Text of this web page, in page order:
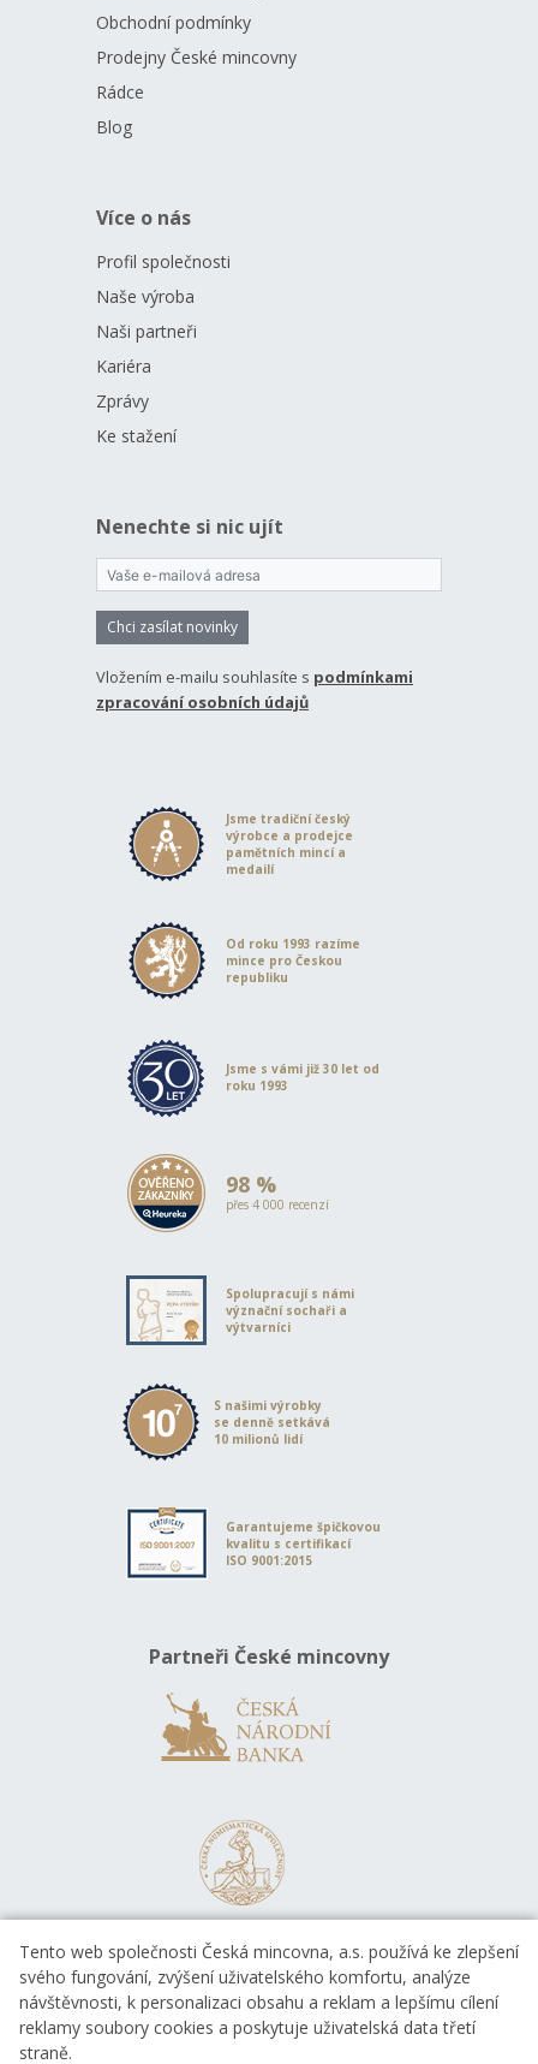
Obchodní podmínky
Prodejny České mincovny
Rádce
Blog
Více o nás
Profil společnosti
Naše výroba
Naši partneři
Kariéra
Zprávy
Ke stažení
Nenechte si nic ujít
Chci zasílat novinky
Vložením e-mailu souhlasíte s podmínkami
zpracování osobních údajů
Jsme tradiční český
výrobce a prodejce
pamětních mincí a
medailí
Od roku 1993 razíme
mince pro Českou
republiku
Jsme s vámi již 30 let od
roku 1993
98 %
přes 4 000 recenzí
Spolupracují s námi
význační sochaři a
výtvarníci
S našimi výrobky
se denně setkává
10 milionů lidí
Garantujeme špičkovou
kvalitu s certifikací
ISO 9001:2015
Partneři České mincovny
Tento web společnosti Česká mincovna, a.s. používá ke zlepšení
svého fungování, zvýšení uživatelského komfortu, analýze
návštěvnosti, k personalizaci obsahu a reklam a lepšímu cílení
reklamy soubory cookies a poskytuje uživatelská data třetí
straně.